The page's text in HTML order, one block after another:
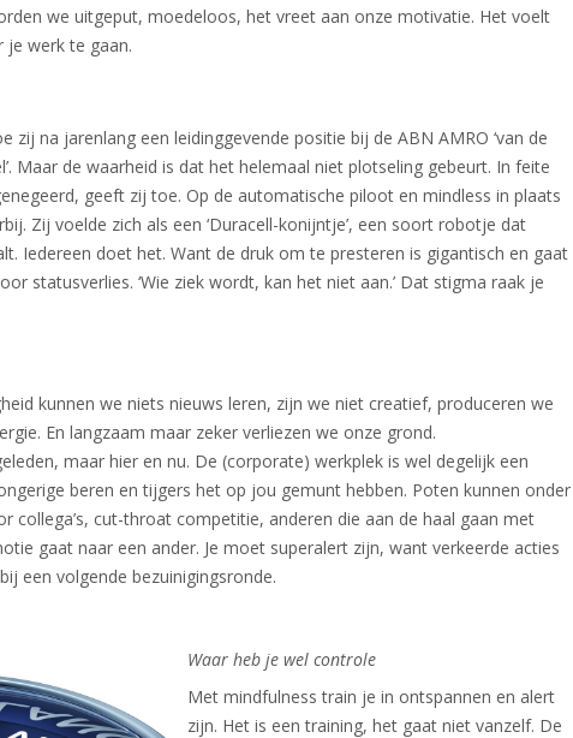
we uitgeput, moedeloos, het vreet aan onze motivatie. Het voelt
je werk te gaan.​
zij na jarenlang een leidinggevende positie bij de ABN AMRO ‘van de
Maar de waarheid is dat het helemaal niet plotseling gebeurt. In feite
geeft zij toe. Op de automatische piloot en mindless in plaats
Zij voelde zich als een ‘Duracell-konijntje’, een soort robotje dat
Iedereen doet het. Want de druk om te presteren is gigantisch en gaat
statusverlies. ‘Wie ziek wordt, kan het niet aan.’ Dat stigma raak je
kunnen we niets nieuws leren, zijn we niet creatief, produceren we
En langzaam maar zeker verliezen we onze grond.
maar hier en nu. De (corporate) werkplek is wel degelijk een
beren en tijgers het op jou gemunt hebben. Poten kunnen onder
collega’s, cut-throat competitie, anderen die aan de haal gaan met
gaat naar een ander. Je moet superalert zijn, want verkeerde acties
een volgende bezuinigingsronde.​
Waar heb je wel controle
Met mindfulness train je in ontspannen en alert
zijn. Het is een training, het gaat niet vanzelf. De